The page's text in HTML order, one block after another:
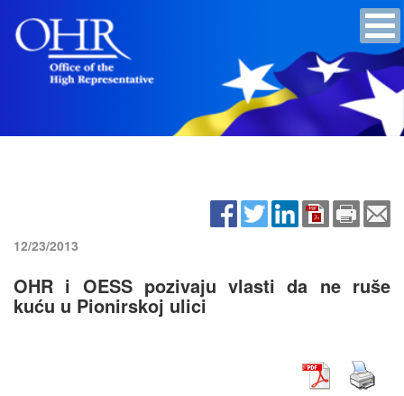
12/23/2013
OHR i OESS pozivaju vlasti da ne ruše
kuću u Pionirskoj ulici